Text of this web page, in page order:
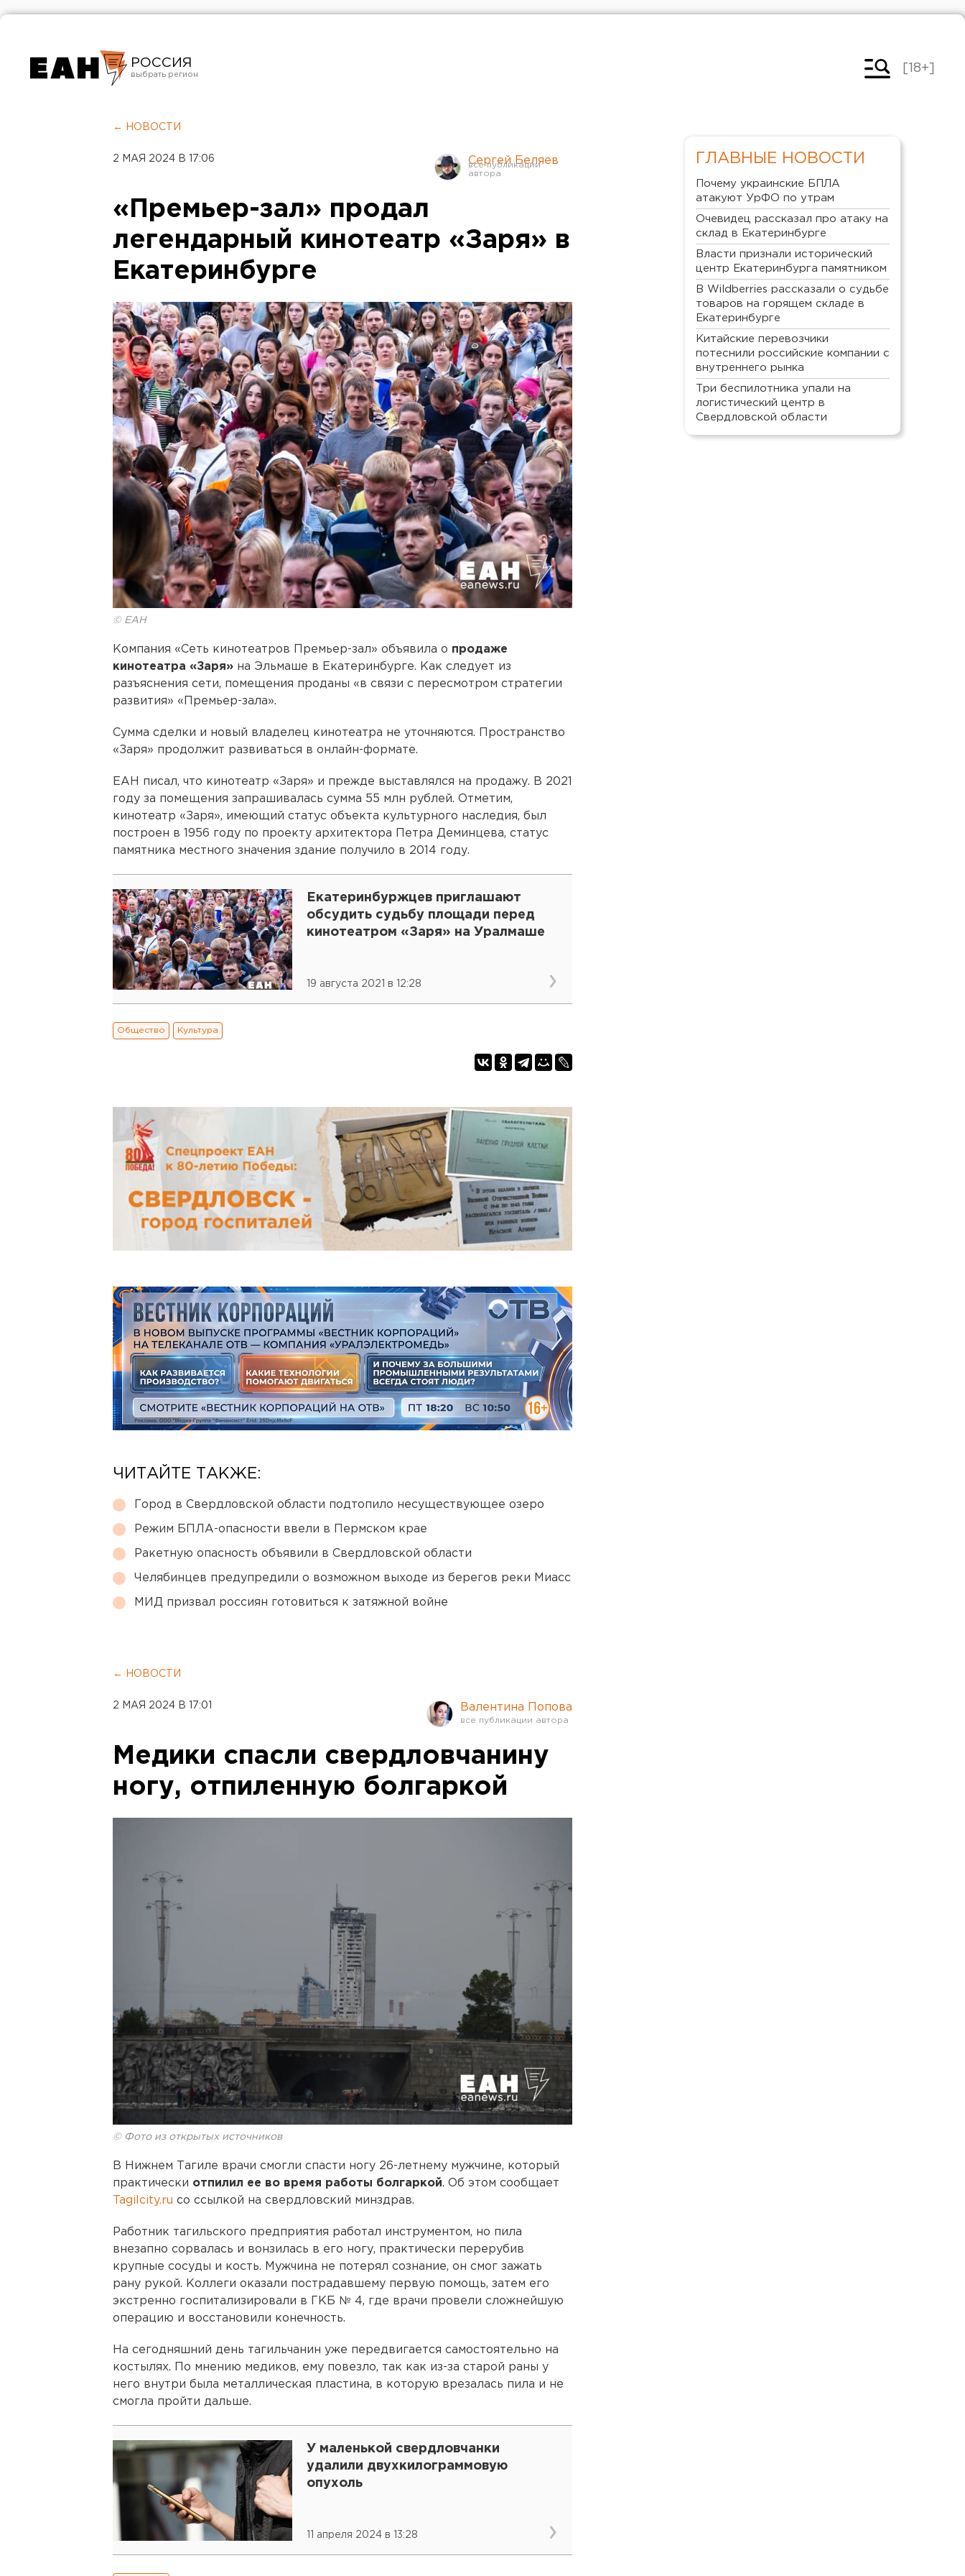
РОССИЯ
Челябинск
[18+]
← НОВОСТИ
2 МАЯ 2024 В 17:06 Сергей Беляев
«Премьер-зал» продал
легендарный кинотеатр «Заря» в
Екатеринбурге
© ЕАН
Компания «Сеть кинотеатров Премьер-зал» объявила о продаже
кинотеатра «Заря» на Эльмаше в Екатеринбурге. Как следует из
разъяснения сети, помещения проданы «в связи с пересмотром стратегии
развития» «Премьер-зала».
Сумма сделки и новый владелец кинотеатра не уточняются. Пространство
«Заря» продолжит развиваться в онлайн-формате.
ЕАН писал, что кинотеатр «Заря» и прежде выставлялся на продажу. В 2021
году за помещения запрашивалась сумма 55 млн рублей. Отметим,
кинотеатр «Заря», имеющий статус объекта культурного наследия, был
построен в 1956 году по проекту архитектора Петра Деминцева, статус
памятника местного значения здание получило в 2014 году.
Екатеринбуржцев приглашают
обсудить судьбу площади перед
кинотеатром «Заря» на Уралмаше
19 августа 2021 в 12:28
Общество Культура
ЧИТАЙТЕ ТАКЖЕ:
Город в Свердловской области подтопило несуществующее озеро
Режим БПЛА-опасности ввели в Пермском крае
Ракетную опасность объявили в Свердловской области
Челябинцев предупредили о возможном выходе из берегов реки Миасс
МИД призвал россиян готовиться к затяжной войне
← НОВОСТИ
2 МАЯ 2024 В 17:01 Валентина Попова
Медики спасли свердловчанину
ногу, отпиленную болгаркой
© Фото из открытых источников
В Нижнем Тагиле врачи смогли спасти ногу 26-летнему мужчине, который
практически отпилил ее во время работы болгаркой. Об этом сообщает
Tagilcity.ru со ссылкой на свердловский минздрав.
Работник тагильского предприятия работал инструментом, но пила
внезапно сорвалась и вонзилась в его ногу, практически перерубив
крупные сосуды и кость. Мужчина не потерял сознание, он смог зажать
рану рукой. Коллеги оказали пострадавшему первую помощь, затем его
экстренно госпитализировали в ГКБ № 4, где врачи провели сложнейшую
операцию и восстановили конечность.
На сегодняшний день тагильчанин уже передвигается самостоятельно на
костылях. По мнению медиков, ему повезло, так как из-за старой раны у
него внутри была металлическая пластина, в которую врезалась пила и не
смогла пройти дальше.
У маленькой свердловчанки
удалили двухкилограммовую
опухоль
11 апреля 2024 в 13:28
ГЛАВНЫЕ НОВОСТИ
Почему украинские БПЛА
атакуют УрФО по утрам
Очевидец рассказал про атаку на
склад в Екатеринбурге
Власти признали исторический
центр Екатеринбурга памятником
В Wildberries рассказали о судьбе
товаров на горящем складе в
Екатеринбурге
Китайские перевозчики
потеснили российские компании с
внутреннего рынка
Три беспилотника упали на
логистический центр в
Свердловской области